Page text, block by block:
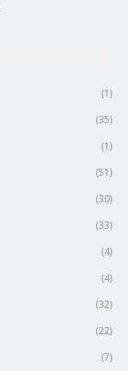
(1)
(35)
(1)
(51)
(30)
(33)
(4)
(4)
(32)
(22)
(7)